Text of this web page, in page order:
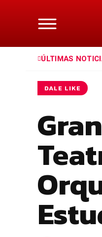
ÚLTIMAS
DALE LIKE